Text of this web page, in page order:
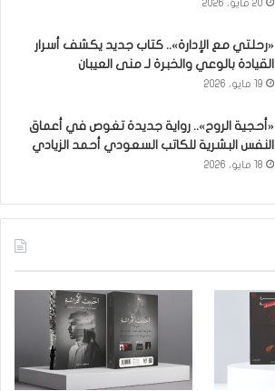
20 مايو، 2026
«رحلتي مع الإدارة».. كتاب جديد يكشف أسرار
القيادة بالوعي والخبرة لـ منى العيبان
19 مايو، 2026
«أحجية الروح».. رواية جديدة تغوص في أعماق
النفس البشرية للكاتب السعودي أحمد الزيادي
18 مايو، 2026